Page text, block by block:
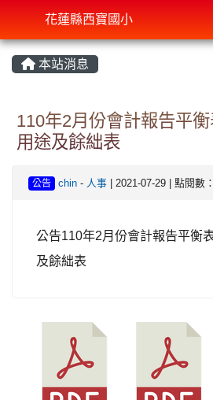
本站消息
110年2月份會計報告平
用途及餘絀表
公告 chin- 人事| 2021-07-29 | 點閱數
公告110年2月份會計報告平衡
及餘絀表
花蓮縣西寶國小